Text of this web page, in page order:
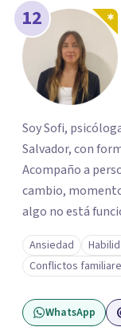
12
Soy Sofi,
Salvador, con
Acompaño a
cambio,
algo no está
Ansiedad
Conflictos
WhatsApp